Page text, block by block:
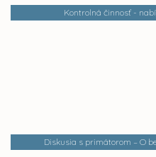
Kontrolná činnosť -
Diskusia s primátorom – O